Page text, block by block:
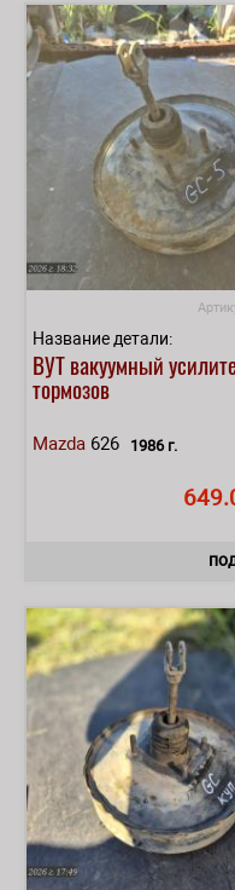
Название детали:
ВУТ вакуумный
тормозов
Mazda 626 1986 г.